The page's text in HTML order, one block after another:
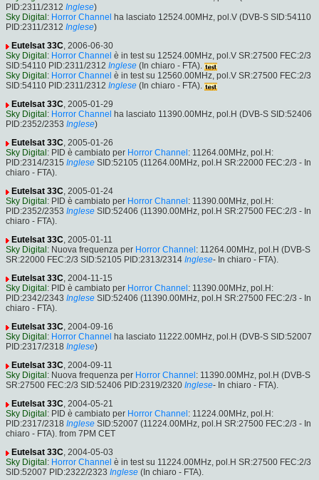
PID:2311/2312 Inglese)
Sky Digital : Horror Channel
ha lasciato 12524.00MHz, pol.V (DVB-S SID:54110
PID:2311/2312 Inglese)
Eutelsat 33C, 2006-06-30
Sky Digital : Horror Channel è in test su 12524.00MHz, pol.V SR:27500 FEC:2/3
SID:54110 PID:2311/2312 Inglese (In chiaro - FTA).
Sky Digital : Horror Channel è in test su 12560.00MHz, pol.V SR:27500 FEC:2/3
SID:54110 PID:2311/2312 Inglese (In chiaro - FTA).
Eutelsat 33C, 2005-01-29
Sky Digital : Horror Channel
ha lasciato 11390.00MHz, pol.H (DVB-S SID:52406
PID:2352/2353 Inglese)
Eutelsat 33C, 2005-01-26
Sky Digital : PID è cambiato per Horror Channel : 11264.00MHz, pol.H:
PID:2314/2315 Inglese SID:52105 (11264.00MHz, pol.H SR:22000 FEC:2/3 - In
chiaro - FTA).
Eutelsat 33C, 2005-01-24
Sky Digital : PID è cambiato per Horror Channel : 11390.00MHz, pol.H:
PID:2352/2353 Inglese SID:52406 (11390.00MHz, pol.H SR:27500 FEC:2/3 - In
chiaro - FTA).
Eutelsat 33C, 2005-01-11
Sky Digital : Nuova frequenza per Horror Channel : 11264.00MHz, pol.H (DVB-S
SR:22000 FEC:2/3 SID:52105 PID:2313/2314 Inglese- In chiaro - FTA).
Eutelsat 33C, 2004-11-15
Sky Digital : PID è cambiato per Horror Channel : 11390.00MHz, pol.H:
PID:2342/2343 Inglese SID:52406 (11390.00MHz, pol.H SR:27500 FEC:2/3 - In
chiaro - FTA).
Eutelsat 33C, 2004-09-16
Sky Digital : Horror Channel
ha lasciato 11222.00MHz, pol.H (DVB-S SID:52007
PID:2317/2318 Inglese)
Eutelsat 33C, 2004-09-11
Sky Digital : Nuova frequenza per Horror Channel : 11390.00MHz, pol.H (DVB-S
SR:27500 FEC:2/3 SID:52406 PID:2319/2320 Inglese- In chiaro - FTA).
Eutelsat 33C, 2004-05-21
Sky Digital : PID è cambiato per Horror Channel : 11224.00MHz, pol.H:
PID:2317/2318 Inglese SID:52007 (11224.00MHz, pol.H SR:27500 FEC:2/3 - In
chiaro - FTA). from 7PM CET
Eutelsat 33C, 2004-05-03
Sky Digital : Horror Channel è in test su 11224.00MHz, pol.H SR:27500 FEC:2/3
SID:52007 PID:2322/2323 Inglese (In chiaro - FTA).